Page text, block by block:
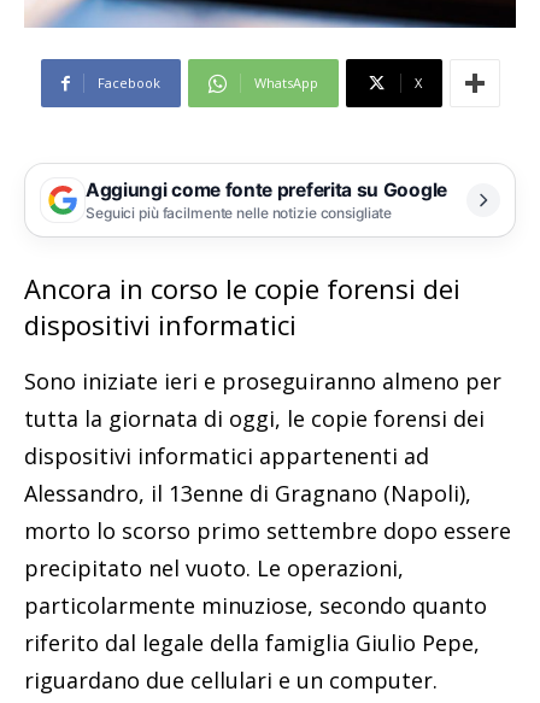
Facebook WhatsApp X
Aggiungi come fonte preferita su Google
Seguici più facilmente nelle notizie consigliate
Ancora in corso le copie forensi dei
dispositivi informatici
Sono iniziate ieri e proseguiranno almeno per
tutta la giornata di oggi, le copie forensi dei
dispositivi informatici appartenenti ad
Alessandro, il 13enne di Gragnano (Napoli),
morto lo scorso primo settembre dopo essere
precipitato nel vuoto. Le operazioni,
particolarmente minuziose, secondo quanto
riferito dal legale della famiglia Giulio Pepe,
riguardano due cellulari e un computer.